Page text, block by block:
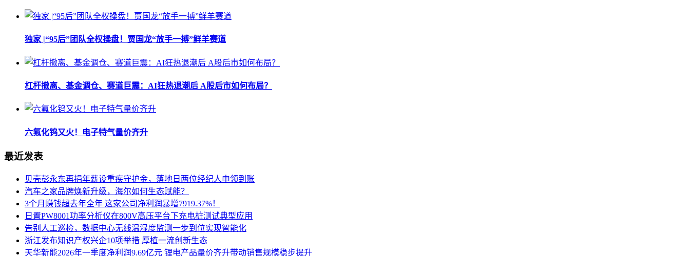
独家 |“95后”团队全权操盘！贾国龙“放手一搏”鲜羊赛道
杠杆撤离、基金调仓、赛道巨震：AI狂热退潮后 A股后市如何布局？
六氟化钨又火！电子特气量价齐升
最近发表
贝壳彭永东再捐年薪设重疾守护金，落地日两位经纪人申领到账
汽车之家品牌焕新升级，海尔如何生态赋能？
3个月赚钱超去年全年 这家公司净利润暴增7919.37%！
日置PW8001功率分析仪在800V高压平台下充电桩测试典型应用
告别人工巡检，数据中心无线温湿度监测一步到位实现智能化
浙江发布知识产权兴企10项举措 厚植一流创新生态
天华新能2026年一季度净利润9.69亿元 锂电产品量价齐升带动销售规模稳步提升